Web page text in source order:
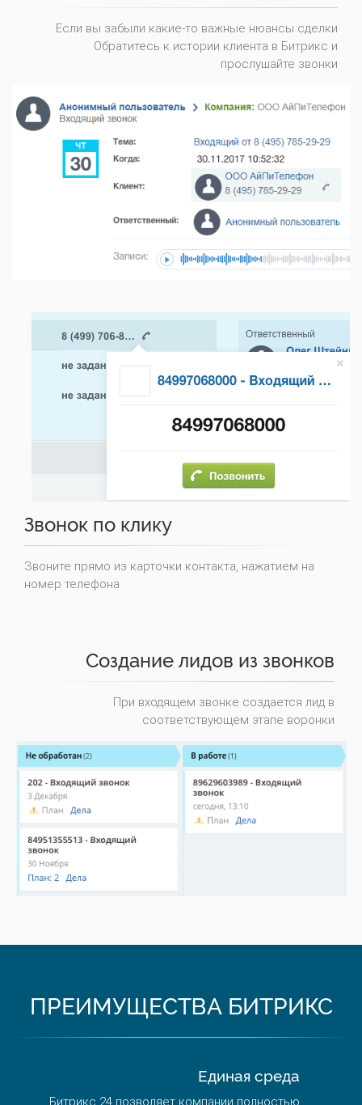
Если вы забыли какие-то важные нюансы сделки
Обратитесь к истории клиента в Битрикс и
прослушайте звонки
Звонок по клику
Звоните прямо из карточки контакта, нажатием на
номер телефона
Создание лидов из звонков
При входящем звонке создается лид в
соответствующем этапе воронки
ПРЕИМУЩЕСТВА БИТРИКС
Единая среда
Битрикс 24 позволяет компании полностью